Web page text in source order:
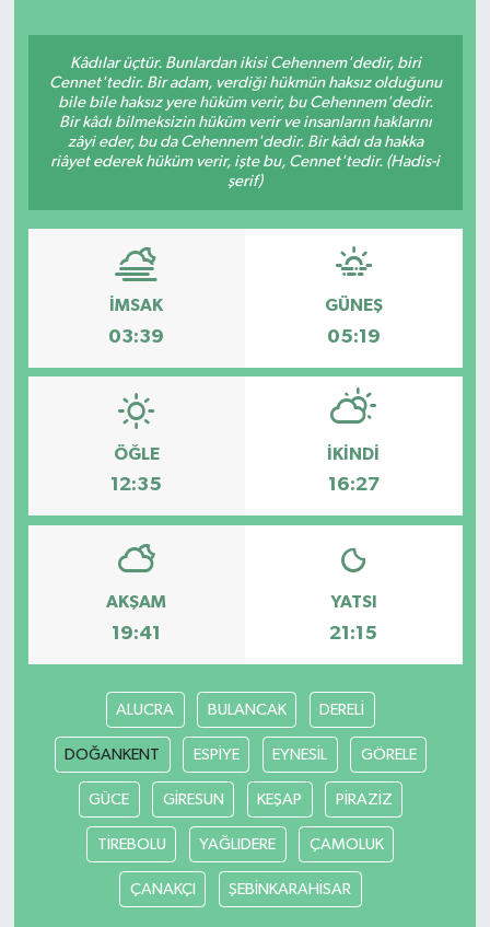
Kâdılar üçtür. Bunlardan ikisi Cehennem'dedir, biri
Cennet'tedir. Bir adam, verdiği hükmün haksız olduğunu
bile bile haksız yere hüküm verir, bu Cehennem'dedir.
Bir kâdı bilmeksizin hüküm verir ve insanların haklarını
zâyi eder, bu da Cehennem'dedir. Bir kâdı da hakka
riâyet ederek hüküm verir, işte bu, Cennet'tedir. (Hadis-i
şerif)
İMSAK
03:39
GÜNEŞ
05:19
ÖĞLE
12:35
İKINDI
16:27
AKŞAM
19:41
YATSI
21:15
ALUCRA BULANCAK DERELİ
DOĞANKENT ESPİYE EYNESİL GÖRELE
GÜCE GİRESUN KEŞAP PİRAZİZ
TİREBOLU YAĞLIDERE ÇAMOLUK
ÇANAKÇI ŞEBİNKARAHİSAR
Spor
Teknoloji
Yaşam
Yeme & İçme